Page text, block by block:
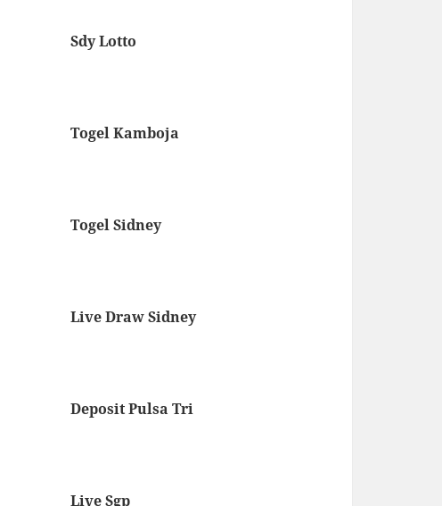
Sdy Lotto
Togel Kamboja
Togel Sidney
Live Draw Sidney
Deposit Pulsa Tri
Live Sgp